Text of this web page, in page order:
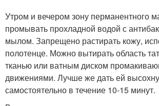
Утром и вечером зону перманентного
промывать прохладной водой с
мылом. Запрещено растирать кожу,
полотенце. Можно вытирать область
тканью или ватным диском
движениями. Лучше же дать ей
самостоятельно в течение 10-15 минут.